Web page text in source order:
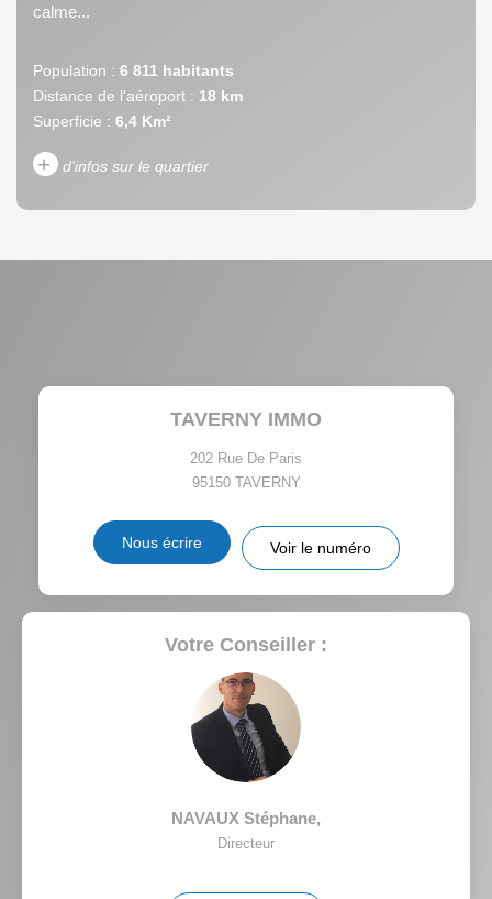
calme...
Population : 6 811 habitants
Distance de l'aéroport : 18 km
Superficie : 6,4 Km²
+ d'infos sur le quartier
PART DES MÉNAGES SANS
VOITURE
RÉSULTATS DES LYCÉES ECOLES ET CRÈCHES
TAVERNY IMMO
202 Rue De Paris
95150 TAVERNY
Nous écrire Voir le numéro
Votre Conseiller :
NAVAUX Stéphane,
Directeur